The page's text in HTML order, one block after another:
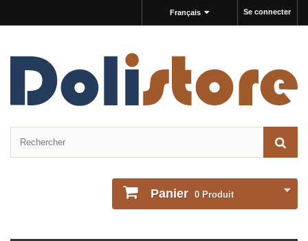
Se connecter
Français
Panier 0 Produit